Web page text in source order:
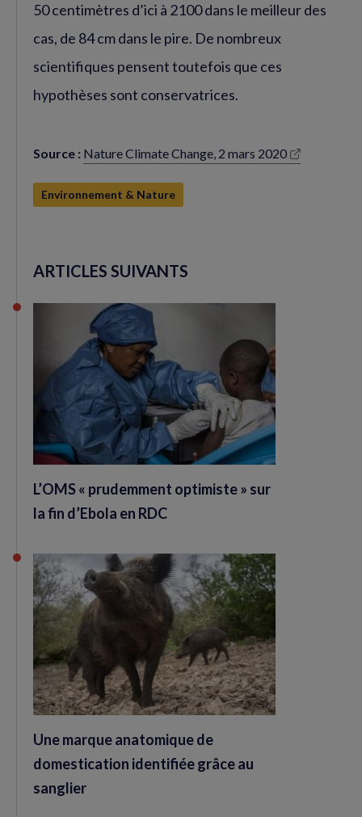
50 centimètres d’ici à 2100 dans le meilleur des
cas, de 84 cm dans le pire. De nombreux
scientifiques pensent toutefois que ces
hypothèses sont conservatrices.
Source : Nature Climate Change, 2 mars 2020
(nouvelle
Environnement & Nature
ARTICLES SUIVANTS
L’OMS « prudemment optimiste » sur
la fin d’Ebola en RDC
Une marque anatomique de
domestication identifiée grâce au
sanglier